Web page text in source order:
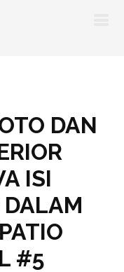
DAN
ISI
DALAM
#5